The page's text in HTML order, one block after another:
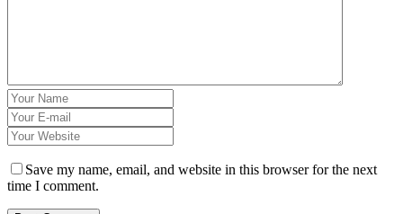
Save my name, email, and website in this browser for the next
time I comment.